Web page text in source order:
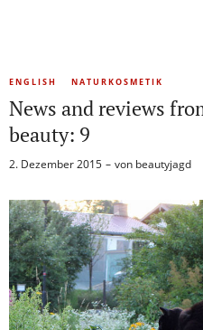
ENGLISH NATURKOSMETIK
News and reviews
beauty: 9
2. Dezember 2015 von beautyjagd